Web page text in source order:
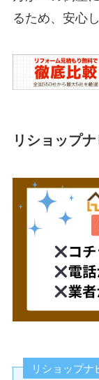
るため、安心
リショップ
リショップナ